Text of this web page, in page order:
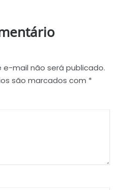
e-mail não será publicado.
são marcados com *